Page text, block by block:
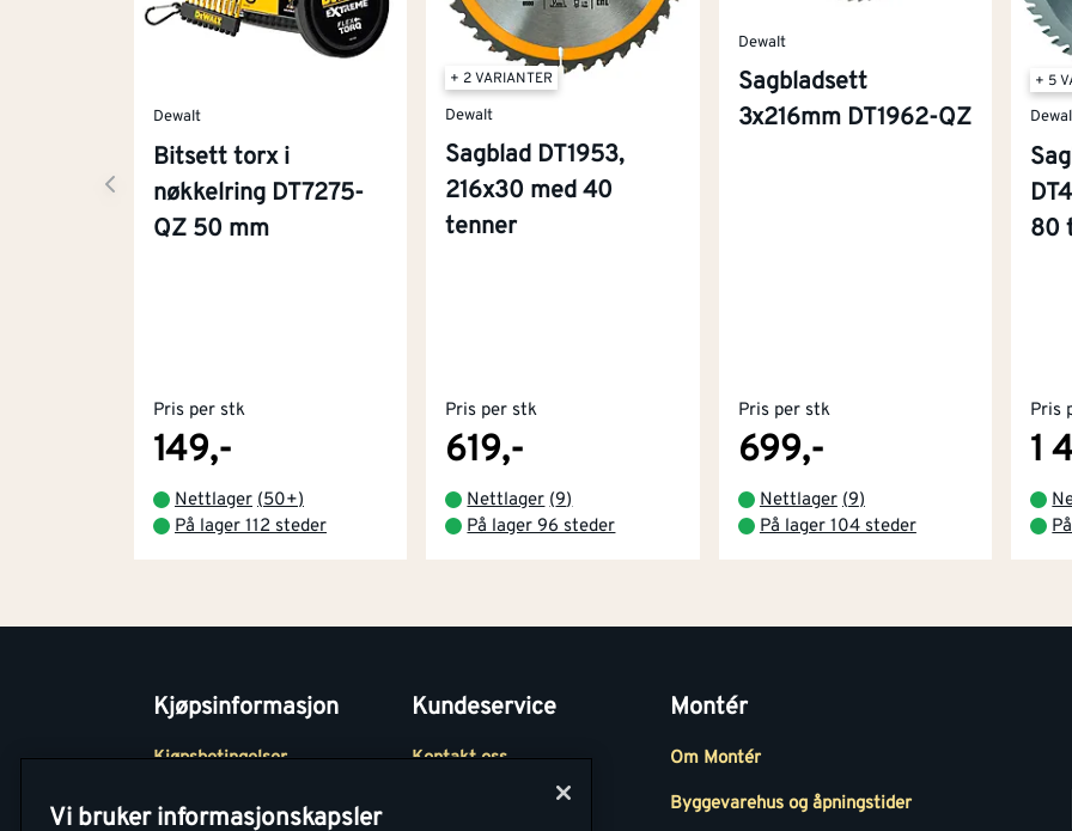
Dewalt
Bitsett torx i
nøkkelring DT7275-
QZ 50 mm
Pris per stk
149,-
Nettlager (50+)
På lager 112 steder
+ 2 VARIANTER
Dewalt
Sagblad DT1953,
216x30 med 40
tenner
Pris per stk
619,-
Nettlager (9)
På lager 96 steder
Dewalt
Sagbladsett
3x216mm DT1962-QZ
Pris per stk
699,-
Nettlager (9)
På lager 104 steder
+ 5
80
Pris
1
Kjøpsinformasjon
Kjøpsbetingelser
Betaling
Kundeservice
Kontakt oss
Montér
Om Montér
Byggevarehus og åpningstider
Vi bruker informasjonskapsler